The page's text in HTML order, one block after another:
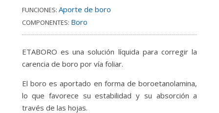
FUNCIONES: Aporte de boro
COMPONENTES: Boro
ETABORO es una solución líquida para corregir la
carencia de boro por vía foliar.
El boro es aportado en forma de boroetanolamina,
lo que favorece su estabilidad y su absorción a
través de las hojas.